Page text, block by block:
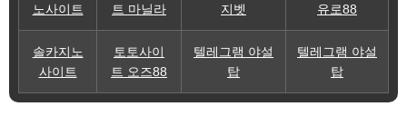
노사이트
트 마닐라
지벳
유로88
솔카지노
사이트
토토사이
트 오즈88
텔레그램 야설
탑
텔레그램 야설
탑